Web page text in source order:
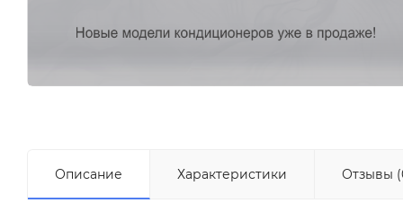
Описание Характеристики Отзывы